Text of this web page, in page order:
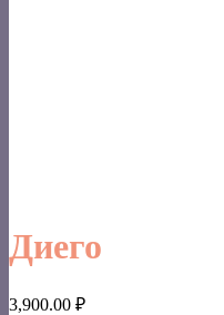
Диего
3,900.00 ₽